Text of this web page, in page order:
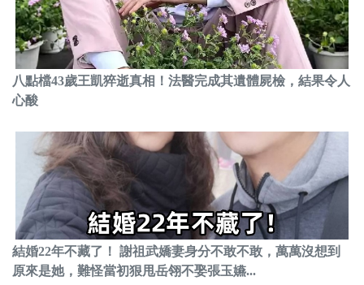
八點檔43歲王凱猝逝真相！法醫完成其遺體屍檢，結果令人
心酸
結婚22年不藏了！ 謝祖武嬌妻身分不敢不敢，萬萬沒想到
原來是她，難怪當初狠甩岳翎不娶張玉嬿...